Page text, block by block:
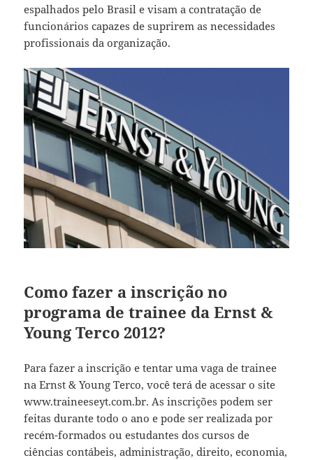
espalhados pelo Brasil e visam a contratação de
funcionários capazes de suprirem as necessidades
profissionais da organização.
Como fazer a inscrição no
programa de trainee da Ernst &
Young Terco 2012?
Para fazer a inscrição e tentar uma vaga de trainee
na Ernst & Young Terco, você terá de acessar o site
www.traineeseyt.com.br. As inscrições podem ser
feitas durante todo o ano e pode ser realizada por
recém-formados ou estudantes dos cursos de
ciências contábeis, administração, direito, economia,